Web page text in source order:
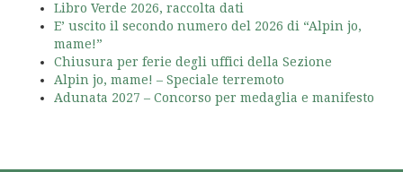
Libro Verde 2026, raccolta dati
E’ uscito il secondo numero del 2026 di “Alpin jo,
mame!”
Chiusura per ferie degli uffici della Sezione
Alpin jo, mame! – Speciale terremoto
Adunata 2027 – Concorso per medaglia e manifesto